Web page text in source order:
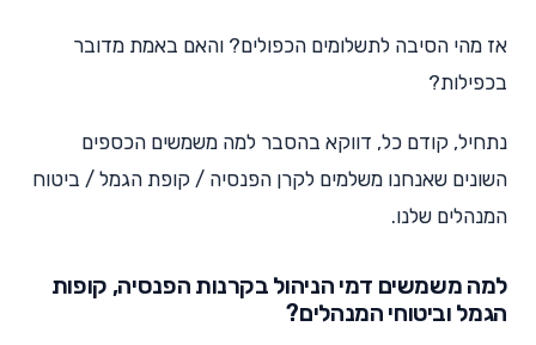
אז מהי הסיבה לתשלומים הכפולים? והאם באמת מדובר
בכפילות?
נתחיל, קודם כל, דווקא בהסבר למה משמשים הכספים
השונים שאנחנו משלמים לקרן הפנסיה / קופת הגמל / ביטוח
המנהלים שלנו.
למה משמשים דמי הניהול בקרנות הפנסיה, קופות
הגמל וביטוחי המנהלים?